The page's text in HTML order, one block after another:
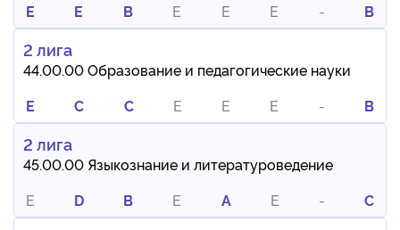
E E B E E E - B
2 лига
44.00.00 Образование и педагогические науки
E
C C E E E - B
2 лига
45.00.00 Языкознание и литературоведение
E
D B E A E - C